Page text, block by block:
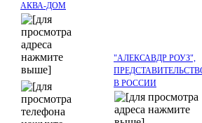
АКВА-ДОМ
"АЛЕКСАВДР РОУЗ",
В РОССИИ